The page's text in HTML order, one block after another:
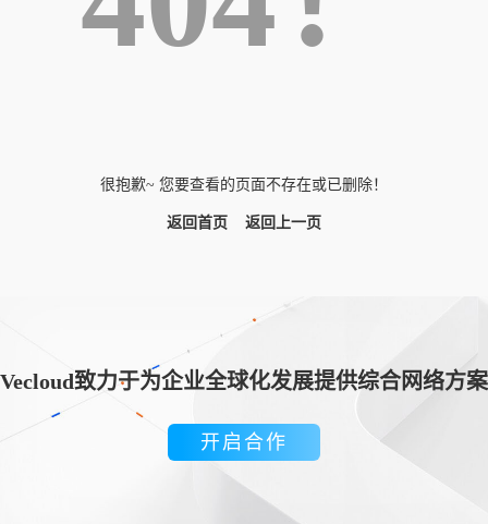
很抱歉~ 您要查看的页面不存在或已删除！
返回首页 返回上一页
Vecloud致力于为企业全球化发展提供综合网络方案
开启合作